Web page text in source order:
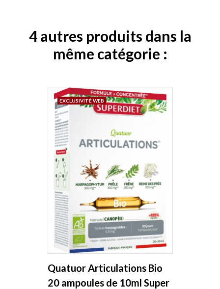
4 autres produits dans la
même catégorie :
Quatuor Articulations Bio
20 ampoules de 10ml Super
EXCLUSIVITÉ WEB